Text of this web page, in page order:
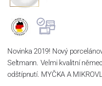
Novinka 2019! Nový
Seltmann. Velmi kvalitní
odštípnutí. MYČKA A